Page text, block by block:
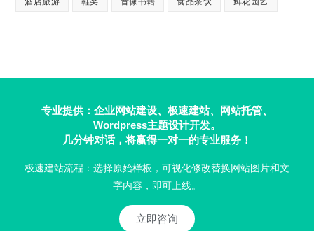
专业提供：企业网站建设、极速建站、网站托管、
Wordpress主题设计开发。
几分钟对话，将赢得一对一的专业服务！
极速建站流程：选择原始样板，可视化修改替换网站图片和文
字内容，即可上线。
立即咨询